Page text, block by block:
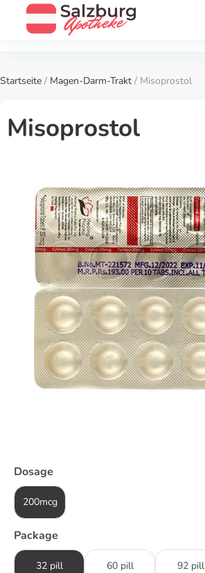
Startseite / Magen-Darm-Trakt / Misoprostol
Misoprostol
Dosage
200mcg
Package
32 pill 60 pill 92 pill